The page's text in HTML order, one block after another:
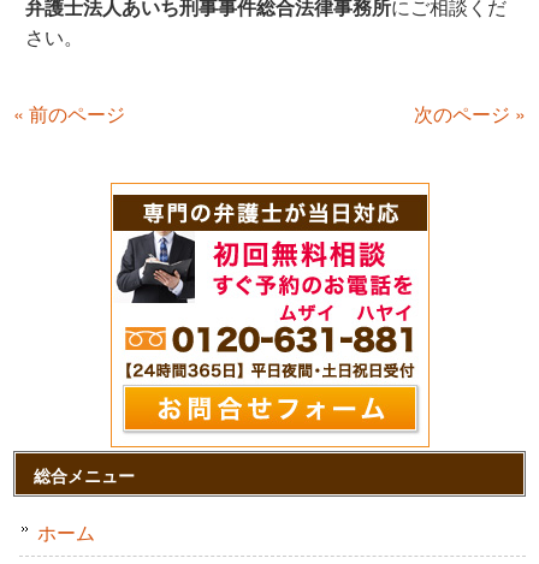
弁護士法人あいち刑事事件総合法律事務所にご相談くだ
さい。
« 前のページ 次のページ »
総合メニュー
ホーム